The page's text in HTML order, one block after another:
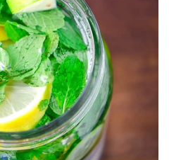
अमेरिका की आधिकारिक
चीन दक्षिण कोरिया नाटो